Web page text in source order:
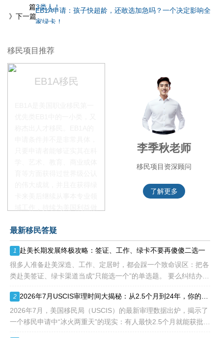
篇3类人！
》下一篇
EB1A申请：孩子快超龄，还敢选加急吗？一个决定影响全
家绿卡！
移民项目推荐
EB1A移民
额占全球移民签证配额的
28.6%，即大约4万个移民
签证，都会用于满足"优
先"移民类别的申请。EB1A
不需要雇主支持、不用办理
等的限制，所以也愈来愈受
到中国杰出人才的青睐。
李季秋老师
移民项目资深顾问
了解更多
最新移民答疑
1
赴美长期发展终极攻略：签证、工作、绿卡不要再傻傻二选一
很多人准备赴美深造、工作、定居时，都会踩一个致命误区：把各
类赴美签证、绿卡渠道当成“只能选一个”的单选题。 要么纠结办哪
突、白白浪费几年
2
2026年7月，美国移民局（USCIS）的最新审理数据出炉，揭示了
一个移民申请中“冰火两重天”的现实：有人最快2.5个月就能获批，